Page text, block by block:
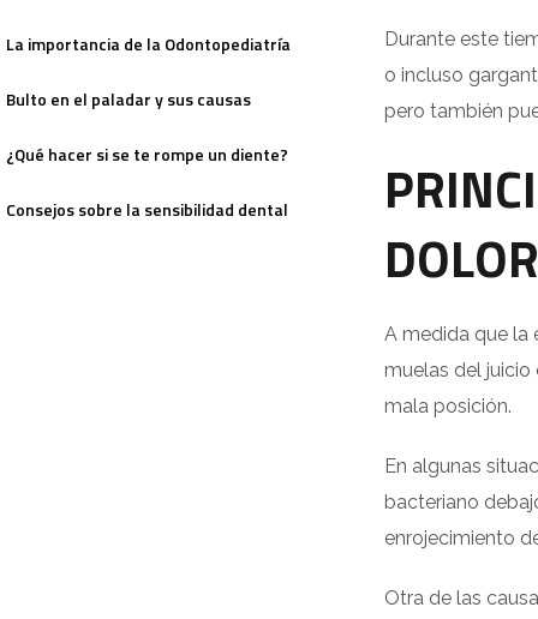
La importancia de la Odontopediatría
Bulto en el paladar y sus causas
¿Qué hacer si se te rompe un diente?
Consejos sobre la sensibilidad dental
Durante este
o incluso
pero también
DOLOR
A medida que la
muelas del juicio
mala posición.
En algunas
bacteriano
enrojecimiento
Otra de las